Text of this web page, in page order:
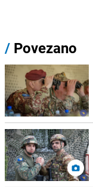
/ Povezano